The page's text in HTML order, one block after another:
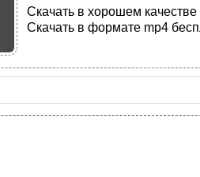
Скачать в хорошем
Скачать в формате mp4